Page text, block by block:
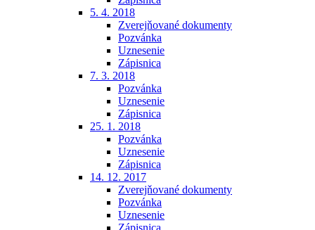
5. 4. 2018
Zverejňované dokumenty
Pozvánka
Uznesenie
Zápisnica
7. 3. 2018
Pozvánka
Uznesenie
Zápisnica
25. 1. 2018
Pozvánka
Uznesenie
Zápisnica
14. 12. 2017
Zverejňované dokumenty
Pozvánka
Uznesenie
Zápisnica